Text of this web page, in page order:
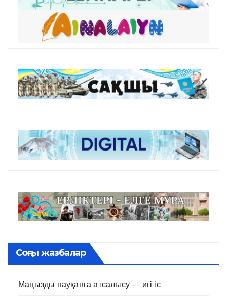
Соңғы жазбалар
Маңызды науқанға атсалысу — игі іс